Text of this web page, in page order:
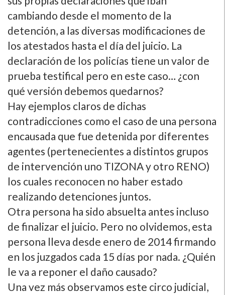
cambiando desde el momento de la
detención, a las diversas modificaciones de
los atestados hasta el dí­a del juicio. La
declaración de los policí­as tiene un valor de
prueba testifical pero en este caso… ¿con
qué versión debemos quedarnos?
Hay ejemplos claros de dichas
contradicciones como el caso de una persona
encausada que fue detenida por diferentes
agentes (pertenecientes a distintos grupos
de intervención uno TIZONA y otro RENO)
los cuales reconocen no haber estado
realizando detenciones juntos.
Otra persona ha sido absuelta antes incluso
de finalizar el juicio. Pero no olvidemos, esta
persona lleva desde enero de 2014 firmando
en los juzgados cada 15 dí­as por nada. ¿Quién
le va a reponer el daño causado?
Una vez más observamos este circo judicial,